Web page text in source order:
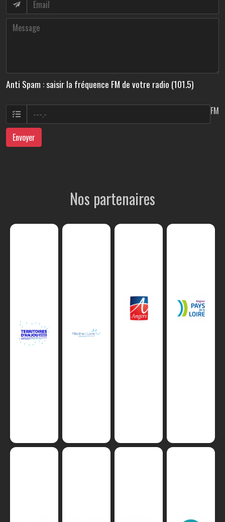
Anti Spam : saisir la fréquence FM de votre radio (101.5)
FM
Envoyer
Nos partenaires